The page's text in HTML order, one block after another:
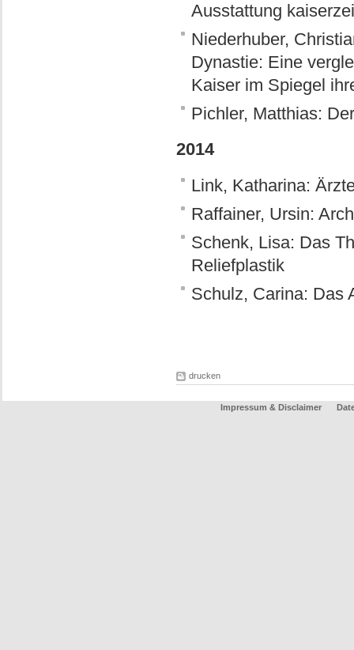
Ausstattung
Niederhuber,
Dynastie: Eine
Kaiser im Spiegel
Pichler, Matthias:
2014
Link, Katharina:
Raffainer, Ursin:
Schenk, Lisa: Das
Reliefplastik
Schulz, Carina: Das
drucken
Impressum & Disclaimer